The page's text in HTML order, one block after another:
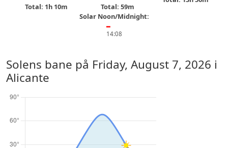
Total: 1h 10m Total: 59m
Solar Noon/Midnight:
━
14:08
Solens bane på Friday, August 7, 2026 i
Alicante